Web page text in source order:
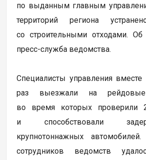
по выданным главным
территорий региона
со строительными отходами.
пресс-служба ведомства.
Специалисты управления
раз выезжали на рейдовые
во время которых проверили
и способствовали
крупнотоннажных
сотрудников ведомств